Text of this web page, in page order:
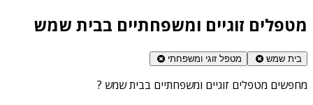
מטפלים זוגיים ומשפחתיים בבית שמש
בית שמש מטפל זוגי ומשפחתי
מחפשים מטפלים זוגיים ומשפחתיים בבית שמש ?